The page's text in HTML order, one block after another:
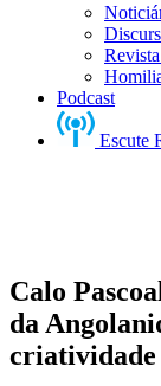
Podcast
Escute
Calo
da